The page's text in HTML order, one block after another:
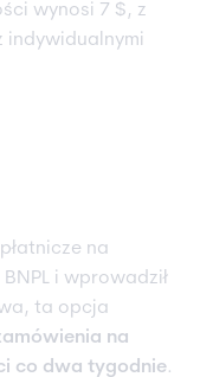
wynosi 7 $, z
indywidualnymi
na
i wprowadził
ta opcja
na
co dwa tygodnie.